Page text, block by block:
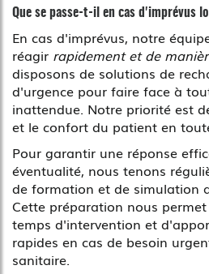
Que se passe-t-il en cas d'imprévus
En cas d'imprévus, notre
réagir rapidement et de
disposons de solutions de
d'urgence pour faire face à
inattendue. Notre priorité est
et le confort du patient en
Pour garantir une réponse
éventualité, nous tenons
de formation et de simulation
Cette préparation nous
temps d'intervention et
rapides en cas de besoin
sanitaire.